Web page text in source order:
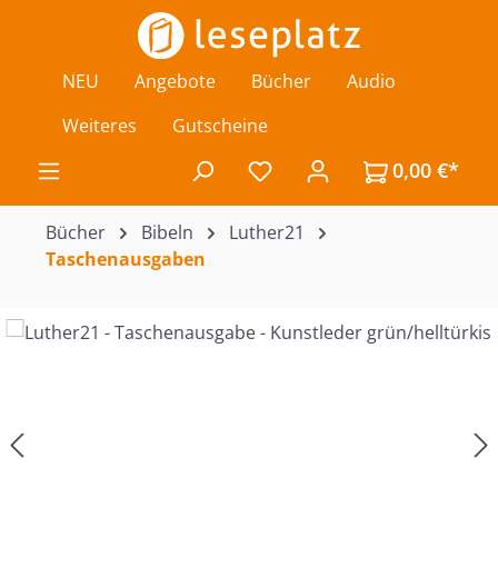
Zum Hauptinhalt springen
NEU Angebote Bücher
Audio
Weiteres
Gutscheine
Du hast 0 Produkte auf
0,00 €*
Bücher Bibeln
Luther21
Taschenausgaben
Bildergalerie überspringen